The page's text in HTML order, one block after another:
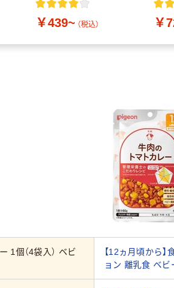
￥439~ （税込） ￥
1個（4袋入） ベビ
【12ヵ月頃から
ョン 離乳食 ベビ